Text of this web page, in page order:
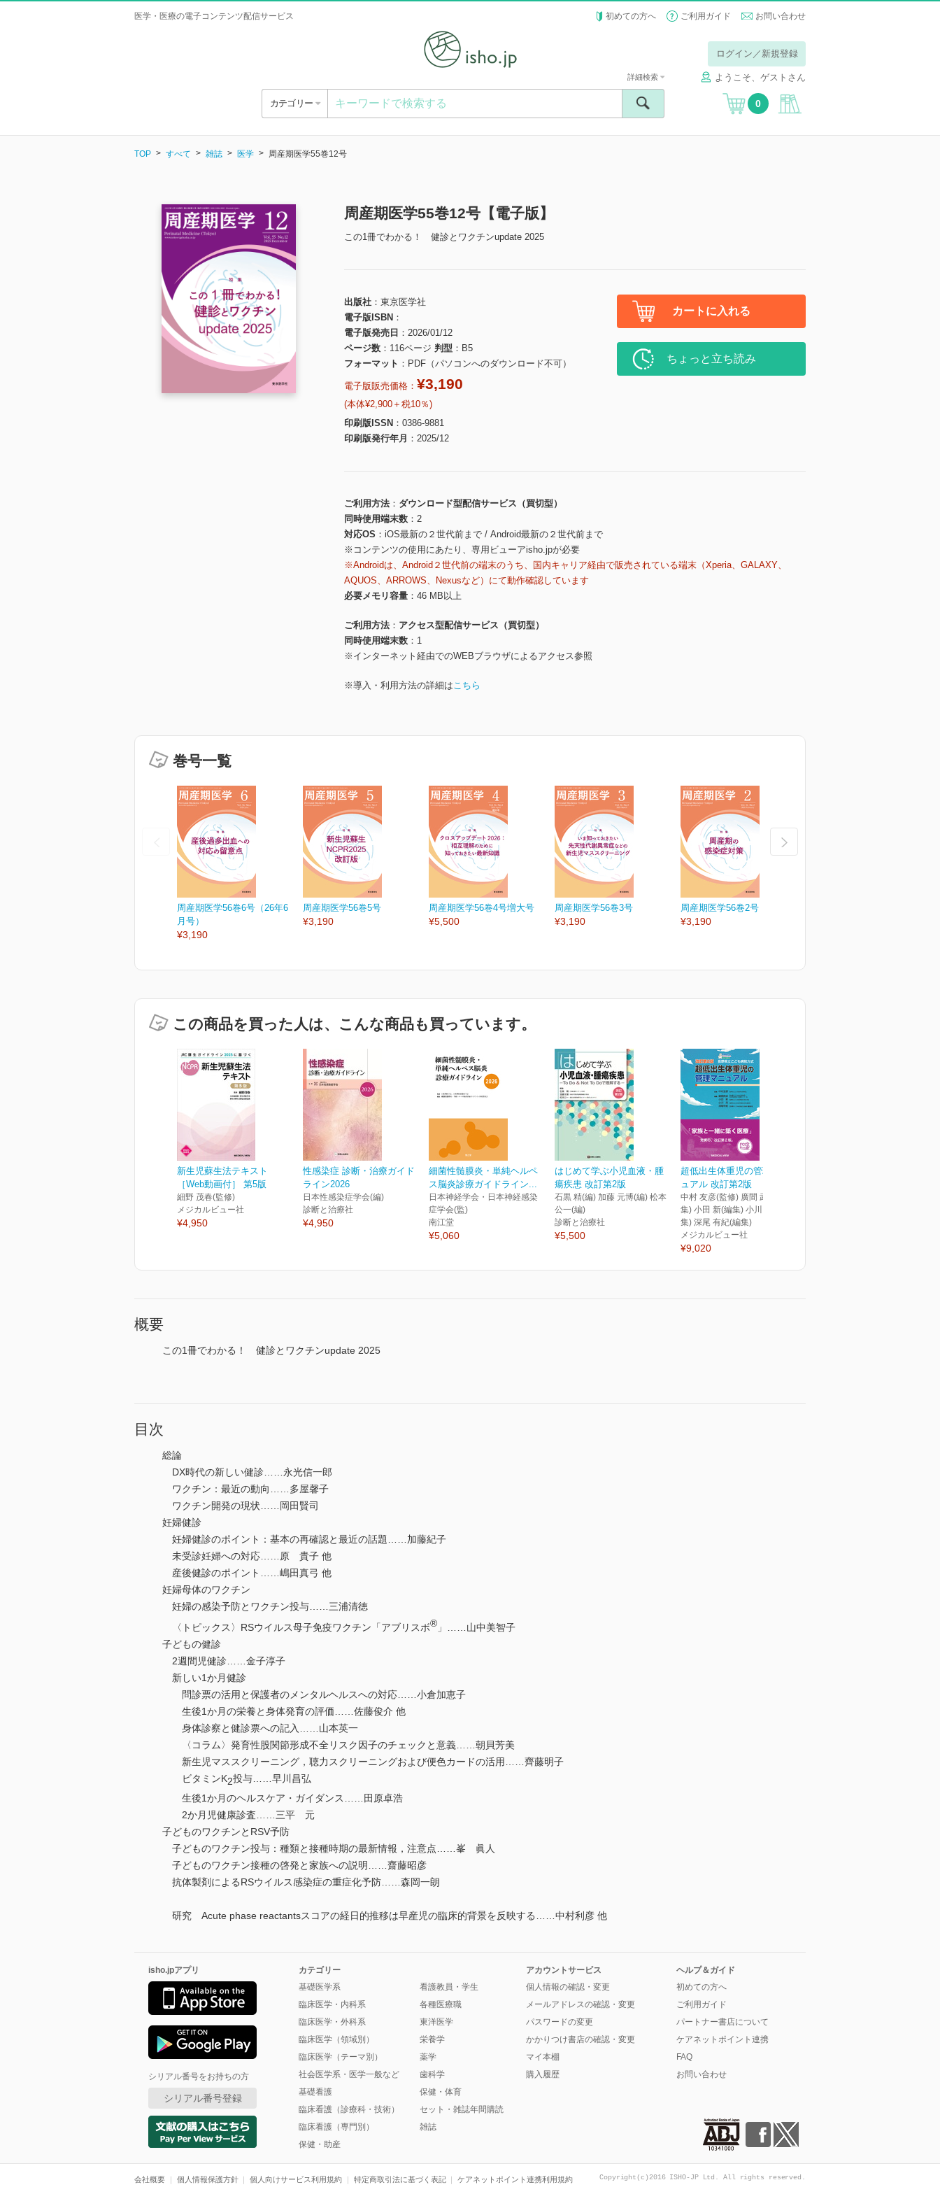
医学・医療の電子コンテンツ配信サービス 初めての方へ ご利用ガイド お問い合わせ
ログイン／新規登録
ようこそ、ゲストさん
カテゴリー
詳細検索
0
TOP すべて 雑誌 医学 周産期医学55巻12号
周産期医学55巻12号【電子版】
この1冊でわかる！ 健診とワクチンupdate 2025
出版社
東京医学社
電子版ISBN
電子版発売日
2026/01/12
ページ数
116ページ 判型
B5
フォーマット
PDF（パソコンへのダウンロード不可）
電子版販売価格： ¥3,190
(本体¥2,900＋税10％)
印刷版ISSN
0386-9881
印刷版発行年月
2025/12
カートに入れる
ちょっと立ち読み
ご利用方法
ダウンロード型配信サービス（買切型）
同時使用端末数
2
対応OS
iOS最新の２世代前まで / Android最新の２世代前まで
※コンテンツの使用にあたり、専用ビューアisho.jpが必要
※Androidは、Android２世代前の端末のうち、国内キャリア経由で販売されている端末（Xperia、GALAXY、
AQUOS、ARROWS、Nexusなど）にて動作確認しています
必要メモリ容量
46 MB以上
ご利用方法
アクセス型配信サービス（買切型）
同時使用端末数
1
※インターネット経由でのWEBブラウザによるアクセス参照
※導入・利用方法の詳細はこちら
巻号一覧
周産期医学56巻6号（26年6
月号）
¥3,190
周産期医学56巻5号
¥3,190
周産期医学56巻4号増大号
¥5,500
周産期医学56巻3号
¥3,190
周産期医学56巻2号
¥3,190
この商品を買った人は、こんな商品も買っています。
新生児蘇生法テキスト
［Web動画付］ 第5版
細野 茂春(監修)
メジカルビュー社
¥4,950
性感染症 診断・治療ガイド
ライン2026
日本性感染症学会(編)
診断と治療社
¥4,950
細菌性髄膜炎・単純ヘルペ
ス脳炎診療ガイドライン...
日本神経学会・日本神経感染
症学会(監)
南江堂
¥5,060
はじめて学ぶ小児血液・腫
瘍疾患 改訂第2版
石黒 精(編) 加藤 元博(編) 松本
公一(編)
診断と治療社
¥5,500
超低出生体重児の管理マニ
ュアル 改訂第2版
中村 友彦(監修) 廣間 武彦(編
集) 小田 新(編集) 小川 亮(編
集) 深尾 有紀(編集)
メジカルビュー社
¥9,020
概要
この1冊でわかる！ 健診とワクチンupdate 2025
目次
総論
DX時代の新しい健診……永光信一郎
ワクチン：最近の動向……多屋馨子
ワクチン開発の現状……岡田賢司
妊婦健診
妊婦健診のポイント：基本の再確認と最近の話題……加藤紀子
未受診妊婦への対応……原 貴子 他
産後健診のポイント……嶋田真弓 他
妊婦母体のワクチン
妊婦の感染予防とワクチン投与……三浦清徳
〈トピックス〉RSウイルス母子免疫ワクチン「アブリスボ® 」……山中美智子
子どもの健診
2週間児健診……金子淳子
新しい1か月健診
問診票の活用と保護者のメンタルヘルスへの対応……小倉加恵子
生後1か月の栄養と身体発育の評価……佐藤俊介 他
身体診察と健診票への記入……山本英一
〈コラム〉発育性股関節形成不全リスク因子のチェックと意義……朝貝芳美
新生児マススクリーニング，聴力スクリーニングおよび便色カードの活用……齊藤明子
ビタミンK2投与……早川昌弘
生後1か月のヘルスケア・ガイダンス……田原卓浩
2か月児健康診査……三平 元
子どものワクチンとRSV予防
子どものワクチン投与：種類と接種時期の最新情報，注意点……峯 眞人
子どものワクチン接種の啓発と家族への説明……齋藤昭彦
抗体製剤によるRSウイルス感染症の重症化予防……森岡一朗
研究 Acute phase reactantsスコアの経日的推移は早産児の臨床的背景を反映する……中村利彦 他
isho.jpアプリ
シリアル番号をお持ちの方
シリアル番号登録
カテゴリー
基礎医学系
臨床医学・内科系
臨床医学・外科系
臨床医学（領域別）
臨床医学（テーマ別）
社会医学系・医学一般など
基礎看護
臨床看護（診療科・技術）
臨床看護（専門別）
保健・助産
看護教員・学生
各種医療職
東洋医学
栄養学
薬学
歯科学
保健・体育
セット・雑誌年間購読
雑誌
アカウントサービス
個人情報の確認・変更
メールアドレスの確認・変更
パスワードの変更
かかりつけ書店の確認・変更
マイ本棚
購入履歴
ヘルプ＆ガイド
初めての方へ
ご利用ガイド
パートナー書店について
ケアネットポイント連携
FAQ
お問い合わせ
会社概要 個人情報保護方針 個人向けサービス利用規約 特定商取引法に基づく表記 ケアネットポイント連携利用規約 Copyright(c)2016 ISHO-JP Ltd. All rights reserved.